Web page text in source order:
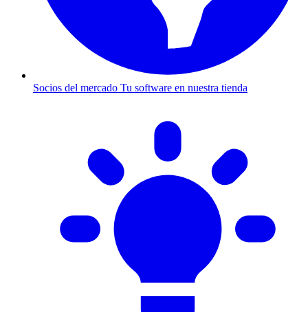
Socios del mercado Tu software en nuestra tienda